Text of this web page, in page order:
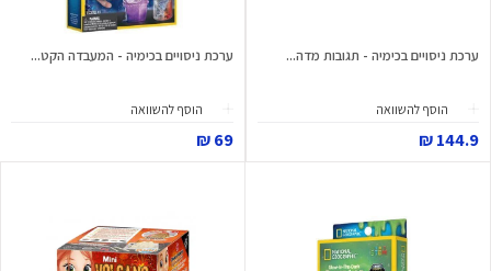
ערכת ניסויים בכימיה - תגובות מדה...
הוסף להשוואה
144.9 ₪
ערכת ניסויים בכימיה - המעבדה הקט...
הוסף להשוואה
69 ₪